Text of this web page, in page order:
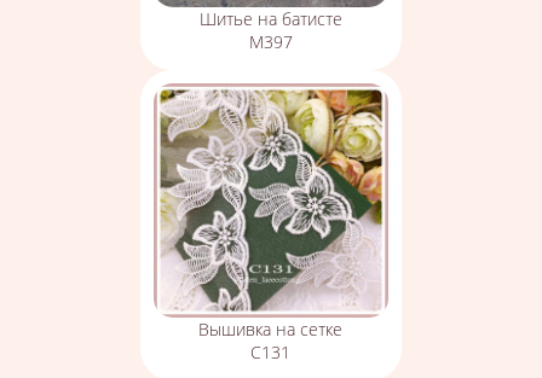
Шитье на батисте
М397
Вышивка на сетке
С131